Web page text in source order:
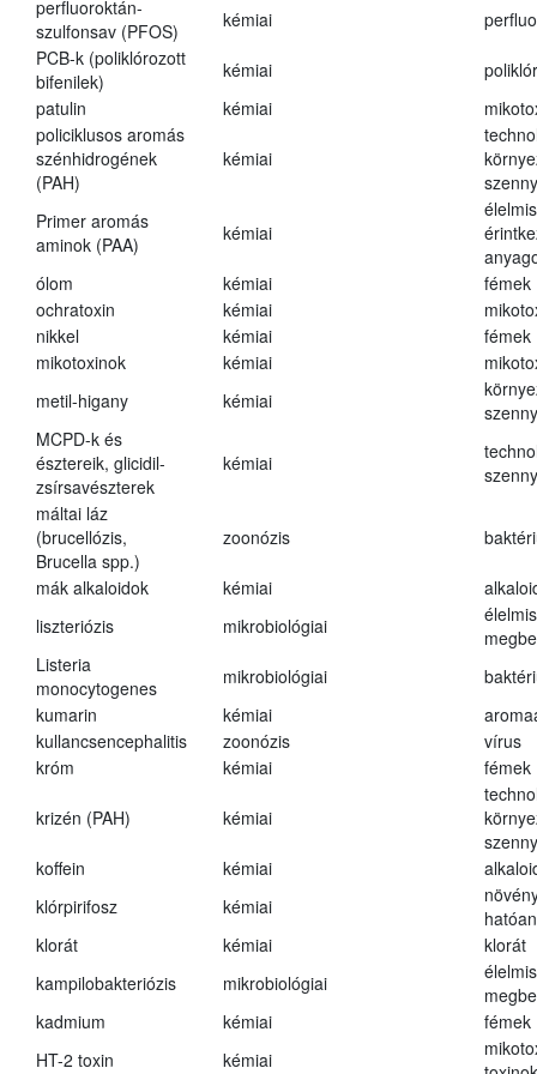
perfluoroktán-
szulfonsav (PFOS)
kémiai
PCB-k (poliklórozott
bifenilek)
kémiai
patulin
kémiai
policiklusos aromás
szénhidrogének
(PAH)
kémiai
Primer aromás
aminok (PAA)
kémiai
ólom
kémiai
fémek
ochratoxin
kémiai
nikkel
kémiai
fémek
mikotoxinok
kémiai
metil-higany
kémiai
MCPD-k és
észtereik, glicidil-
zsírsavészterek
kémiai
máltai láz
(brucellózis,
Brucella spp.)
zoonózis
mák alkaloidok kémiai
liszteriózis
mikrobiológiai
Listeria
monocytogenes
mikrobiológiai
kumarin
kémiai
kullancsencephalitis
zoonózis
vírus
króm
kémiai fémek
krizén (PAH) kémiai
koffein
kémiai
klórpirifosz
kémiai
klorát
kémiai
klorát
kampilobakteriózis
mikrobiológiai
kadmium
kémiai
fémek
HT-2 toxin
kémiai